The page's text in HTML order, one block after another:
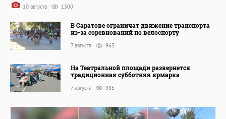
10 августа 1300
В Саратове ограничат движение транспорта
из-за соревнований по велоспорту
7 августа 965
На Театральной площади развернется
традиционная субботняя ярмарка
7 августа 985